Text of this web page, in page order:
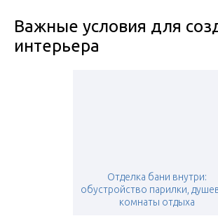
Важные условия для
интерьера
Отделка бани внутри:
обустройство парилки,
комнаты отдыха